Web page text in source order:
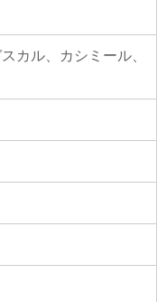
カル、カシミール、